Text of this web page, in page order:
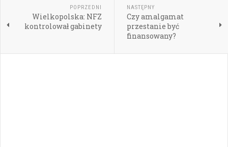
POPRZEDNI
Wielkopolska: NFZ
kontrolował gabinety
NASTĘPNY
Czy amalgamat
przestanie być
finansowany?